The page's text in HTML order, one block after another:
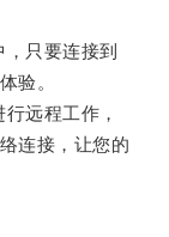
只要连接到
验。
远程工作，
连接，让您的